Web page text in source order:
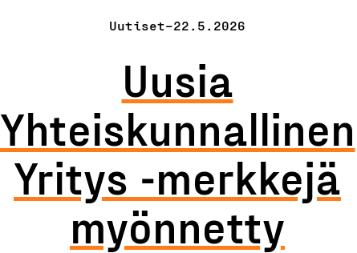
Uutiset–22.5.2026
Uusia
Yhteiskunnallinen
Yritys -merkkejä
myönnetty